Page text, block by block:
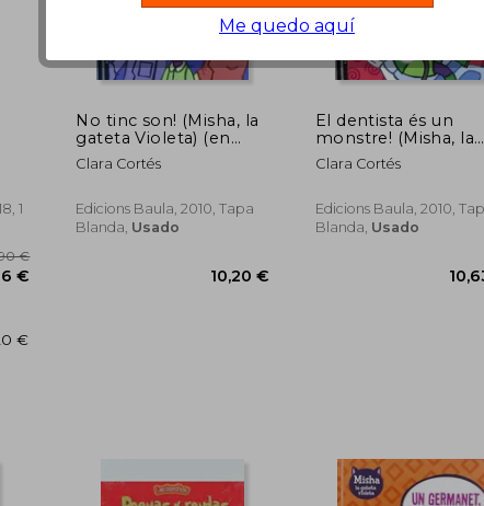
1
€
No tinc son! (Misha, la
gateta Violeta) (en
Catalán)
Clara Cortés
Edicions Baula, 2010, Tapa
Blanda, Usado
El dentista és un
monstre! (Misha, la
gateta Violeta) (en
Catalán)
Clara Cortés
Edicions Baula, 2010,
Blanda, Usado
Me quedo aquí